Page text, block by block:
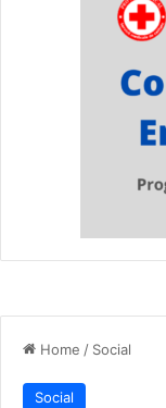
Home / Social
Social